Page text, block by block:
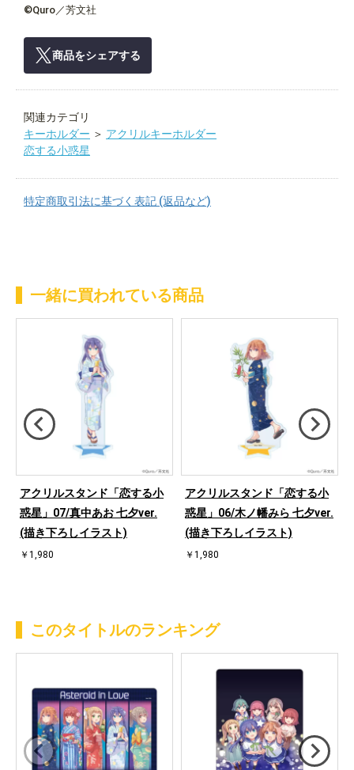
©Quro／芳文社
商品をシェアする
関連カテゴリ
キーホルダー ＞ アクリルキーホルダー
恋する小惑星
特定商取引法に基づく表記 (返品など)
一緒に買われている商品
アクリルスタンド「恋する小
惑星」07/真中あお 七夕ver.
(描き下ろしイラスト)
￥1,980
アクリルスタンド「恋する小
惑星」06/木ノ幡みら 七夕ver.
(描き下ろしイラスト)
￥1,980
このタイトルのランキング